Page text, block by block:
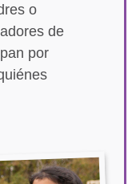
o
de
por